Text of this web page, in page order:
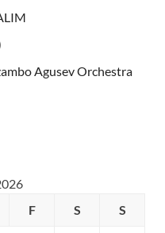
Agusev Orchestra
F S S